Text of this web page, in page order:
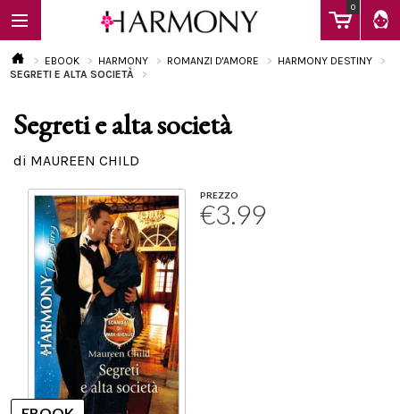
0
EBOOK
Calendario
EBOOK HARMONY ROMANZI D'AMORE
HARMONY DESTINY
SEGRETI E ALTA SOCIETÀ
Segreti e alta società
di MAUREEN CHILD
PREZZO
€3.99